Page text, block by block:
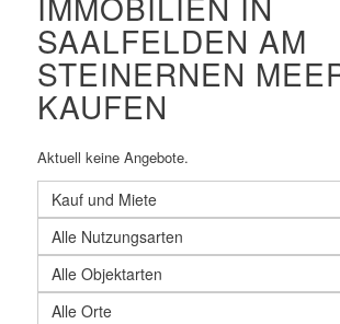
SAALFELDEN AM
STEINERNEN
KAUFEN
Aktuell keine Angebote.
Kauf und Miete
Alle Nutzungsarten
Alle Objektarten
Alle Orte